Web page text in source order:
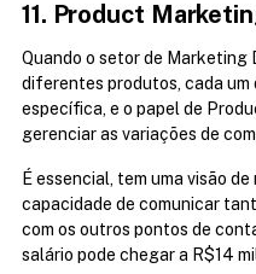
11. Product
Quando o setor de Marketing
diferentes produtos, cada
específica, e o papel de
gerenciar as variações de
É essencial, tem uma visão
capacidade de comunicar
com os outros pontos de
salário pode chegar a R$14